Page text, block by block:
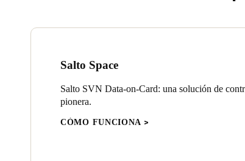
Salto Space
Salto SVN Data-on-Card: una solución de
pionera.
CÓMO FUNCIONA